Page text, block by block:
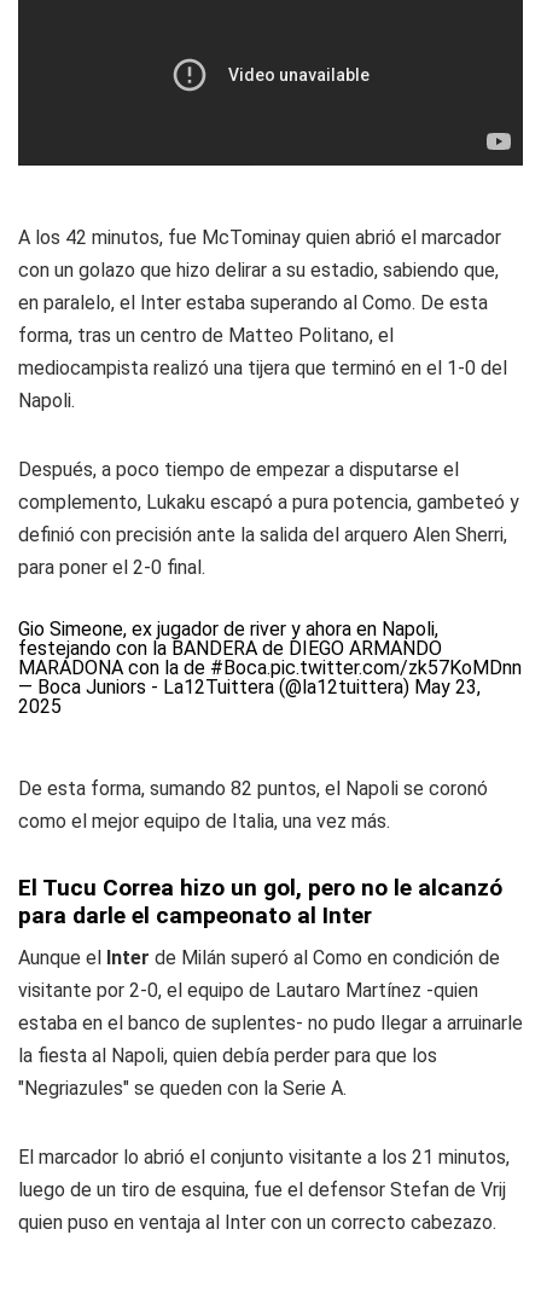
A los 42 minutos, fue McTominay quien abrió el marcador
con un golazo que hizo delirar a su estadio, sabiendo que,
en paralelo, el Inter estaba superando al Como. De esta
forma, tras un centro de Matteo Politano, el
mediocampista realizó una tijera que terminó en el 1-0 del
Napoli.
Después, a poco tiempo de empezar a disputarse el
complemento, Lukaku escapó a pura potencia, gambeteó y
definió con precisión ante la salida del arquero Alen Sherri,
para poner el 2-0 final.
Gio Simeone, ex jugador de river y ahora en Napoli,
festejando con la BANDERA de DIEGO ARMANDO
MARADONA con la de #Boca.pic.twitter.com/zk57KoMDnn
— Boca Juniors - La12Tuittera (@la12tuittera) May 23,
2025
De esta forma, sumando 82 puntos, el Napoli se coronó
como el mejor equipo de Italia, una vez más.
El Tucu Correa hizo un gol, pero no le alcanzó
para darle el campeonato al Inter
Aunque el Inter de Milán superó al Como en condición de
visitante por 2-0, el equipo de Lautaro Martínez -quien
estaba en el banco de suplentes- no pudo llegar a arruinarle
la fiesta al Napoli, quien debía perder para que los
"Negriazules" se queden con la Serie A.
El marcador lo abrió el conjunto visitante a los 21 minutos,
luego de un tiro de esquina, fue el defensor Stefan de Vrij
quien puso en ventaja al Inter con un correcto cabezazo.